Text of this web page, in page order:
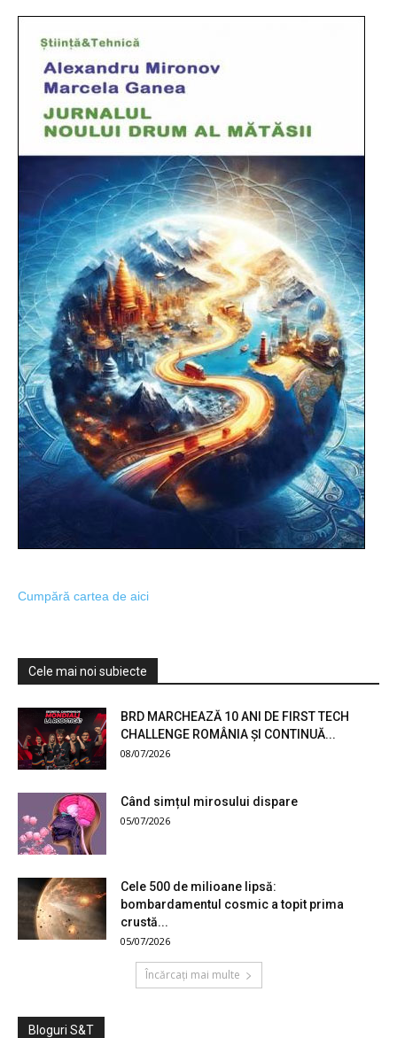
Cumpără cartea de aici
Cele mai noi subiecte
BRD MARCHEAZĂ 10 ANI DE FIRST TECH
CHALLENGE ROMÂNIA ȘI CONTINUĂ...
08/07/2026
Când simțul mirosului dispare
05/07/2026
Cele 500 de milioane lipsă:
bombardamentul cosmic a topit prima
crustă...
05/07/2026
Încărcați mai multe
Bloguri S&T